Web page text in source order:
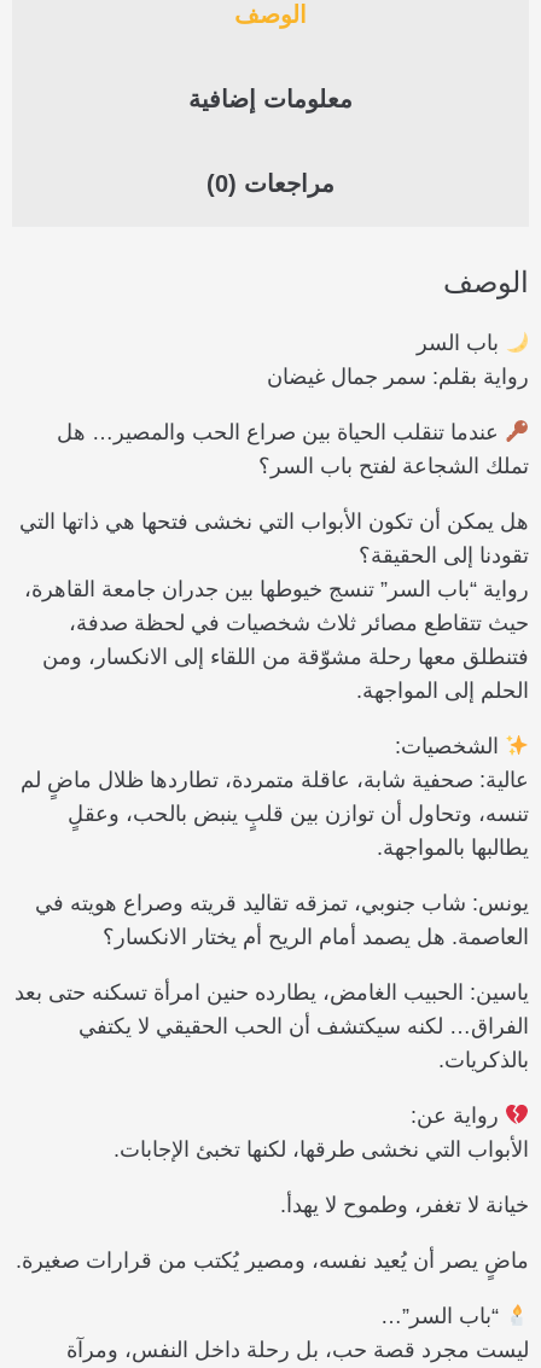
الوصف
معلومات إضافية
مراجعات (0)
الوصف
باب السر
رواية بقلم: سمر جمال غيضان
عندما تنقلب الحياة بين صراع الحب والمصير… هل
تملك الشجاعة لفتح باب السر؟
هل يمكن أن تكون الأبواب التي نخشى فتحها هي ذاتها التي
تقودنا إلى الحقيقة؟
رواية “باب السر” تنسج خيوطها بين جدران جامعة القاهرة،
حيث تتقاطع مصائر ثلاث شخصيات في لحظة صدفة،
فتنطلق معها رحلة مشوّقة من اللقاء إلى الانكسار، ومن
الحلم إلى المواجهة.
الشخصيات:
عالية: صحفية شابة، عاقلة متمردة، تطاردها ظلال ماضٍ لم
تنسه، وتحاول أن توازن بين قلبٍ ينبض بالحب، وعقلٍ
يطالبها بالمواجهة.
يونس: شاب جنوبي، تمزقه تقاليد قريته وصراع هويته في
العاصمة. هل يصمد أمام الريح أم يختار الانكسار؟
ياسين: الحبيب الغامض، يطارده حنين امرأة تسكنه حتى بعد
الفراق… لكنه سيكتشف أن الحب الحقيقي لا يكتفي
بالذكريات.
رواية عن:
الأبواب التي نخشى طرقها، لكنها تخبئ الإجابات.
خيانة لا تغفر، وطموح لا يهدأ.
ماضٍ يصر أن يُعيد نفسه، ومصير يُكتب من قرارات صغيرة.
“باب السر”…
ليست مجرد قصة حب، بل رحلة داخل النفس، ومرآة